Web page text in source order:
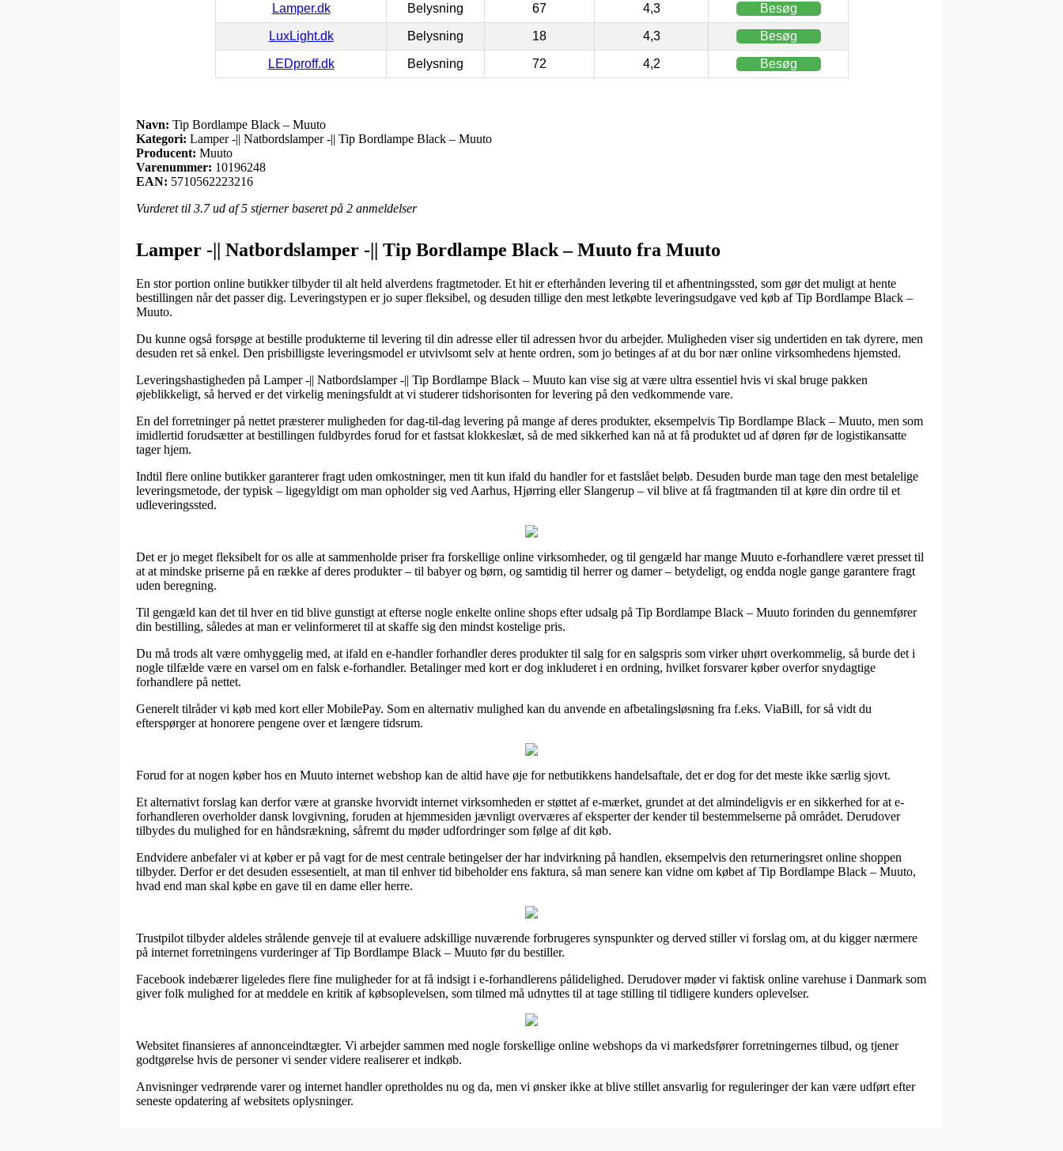
Lamper.dk Belysning 67 4,3 Besøg
LuxLight.dk Belysning 18 4,3 Besøg
LEDproff.dk Belysning 72 4,2 Besøg
Navn: Tip Bordlampe Black – Muuto
Kategori: Lamper -|| Natbordslamper -|| Tip Bordlampe Black – Muuto
Producent: Muuto
Varenummer: 10196248
EAN: 5710562223216
Vurderet til 3.7ud af 5 stjerner baseret på 2 anmeldelser
Lamper -|| Natbordslamper -|| Tip Bordlampe Black – Muuto fra Muuto
En stor portion online butikker tilbyder til alt held alverdens fragtmetoder. Et hit er efterhånden levering til et afhentningssted, som gør det muligt at hente
bestillingen når det passer dig. Leveringstypen er jo super fleksibel, og desuden tillige den mest letkøbte leveringsudgave ved køb af Tip Bordlampe Black –
Muuto.
Du kunne også forsøge at bestille produkterne til levering til din adresse eller til adressen hvor du arbejder. Muligheden viser sig undertiden en tak dyrere, men
desuden ret så enkel. Den prisbilligste leveringsmodel er utvivlsomt selv at hente ordren, som jo betinges af at du bor nær online virksomhedens hjemsted.
Leveringshastigheden på Lamper -|| Natbordslamper -|| Tip Bordlampe Black – Muuto kan vise sig at være ultra essentiel hvis vi skal bruge pakken
øjeblikkeligt, så herved er det virkelig meningsfuldt at vi studerer tidshorisonten for levering på den vedkommende vare.
En del forretninger på nettet præsterer muligheden for dag-til-dag levering på mange af deres produkter, eksempelvis Tip Bordlampe Black – Muuto, men som
imidlertid forudsætter at bestillingen fuldbyrdes forud for et fastsat klokkeslæt, så de med sikkerhed kan nå at få produktet ud af døren før de logistikansatte
tager hjem.
Indtil flere online butikker garanterer fragt uden omkostninger, men tit kun ifald du handler for et fastslået beløb. Desuden burde man tage den mest betalelige
leveringsmetode, der typisk – ligegyldigt om man opholder sig ved Aarhus, Hjørring eller Slangerup – vil blive at få fragtmanden til at køre din ordre til et
udleveringssted.
Det er jo meget fleksibelt for os alle at sammenholde priser fra forskellige online virksomheder, og til gengæld har mange Muuto e-forhandlere været presset til
at at mindske priserne på en række af deres produkter – til babyer og børn, og samtidig til herrer og damer – betydeligt, og endda nogle gange garantere fragt
uden beregning.
Til gengæld kan det til hver en tid blive gunstigt at efterse nogle enkelte online shops efter udsalg på Tip Bordlampe Black – Muuto forinden du gennemfører
din bestilling, således at man er velinformeret til at skaffe sig den mindst kostelige pris.
Du må trods alt være omhyggelig med, at ifald en e-handler forhandler deres produkter til salg for en salgspris som virker uhørt overkommelig, så burde det i
nogle tilfælde være en varsel om en falsk e-forhandler. Betalinger med kort er dog inkluderet i en ordning, hvilket forsvarer køber overfor snydagtige
forhandlere på nettet.
Generelt tilråder vi køb med kort eller MobilePay. Som en alternativ mulighed kan du anvende en afbetalingsløsning fra f.eks. ViaBill, for så vidt du
efterspørger at honorere pengene over et længere tidsrum.
Forud for at nogen køber hos en Muuto internet webshop kan de altid have øje for netbutikkens handelsaftale, det er dog for det meste ikke særlig sjovt.
Et alternativt forslag kan derfor være at granske hvorvidt internet virksomheden er støttet af e-mærket, grundet at det almindeligvis er en sikkerhed for at e-
forhandleren overholder dansk lovgivning, foruden at hjemmesiden jævnligt overværes af eksperter der kender til bestemmelserne på området. Derudover
tilbydes du mulighed for en håndsrækning, såfremt du møder udfordringer som følge af dit køb.
Endvidere anbefaler vi at køber er på vagt for de mest centrale betingelser der har indvirkning på handlen, eksempelvis den returneringsret online shoppen
tilbyder. Derfor er det desuden essesentielt, at man til enhver tid bibeholder ens faktura, så man senere kan vidne om købet af Tip Bordlampe Black – Muuto,
hvad end man skal købe en gave til en dame eller herre.
Trustpilot tilbyder aldeles strålende genveje til at evaluere adskillige nuværende forbrugeres synspunkter og derved stiller vi forslag om, at du kigger nærmere
på internet forretningens vurderinger af Tip Bordlampe Black – Muuto før du bestiller.
Facebook indebærer ligeledes flere fine muligheder for at få indsigt i e-forhandlerens pålidelighed. Derudover møder vi faktisk online varehuse i Danmark som
giver folk mulighed for at meddele en kritik af købsoplevelsen, som tilmed må udnyttes til at tage stilling til tidligere kunders oplevelser.
Websitet finansieres af annonceindtægter. Vi arbejder sammen med nogle forskellige online webshops da vi markedsfører forretningernes tilbud, og tjener
godtgørelse hvis de personer vi sender videre realiserer et indkøb.
Anvisninger vedrørende varer og internet handler opretholdes nu og da, men vi ønsker ikke at blive stillet ansvarlig for reguleringer der kan være udført efter
seneste opdatering af websitets oplysninger.